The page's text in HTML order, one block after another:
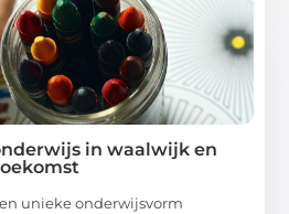
in waalwijk en
unieke onderwijsvorm